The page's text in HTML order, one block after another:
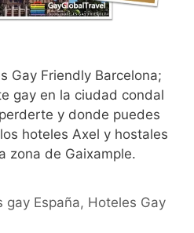
Gay Friendly Barcelona;
gay en la ciudad condal
y donde puedes
hoteles Axel y hostales
zona de Gaixample.
gay España, Hoteles Gay